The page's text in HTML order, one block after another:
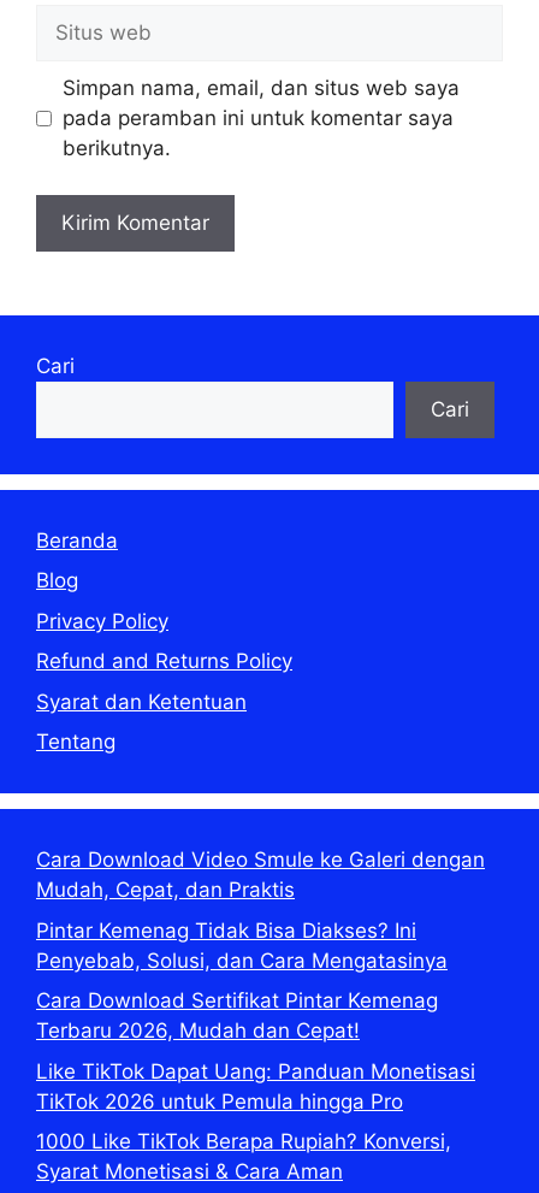
Situs
web
Simpan nama, email, dan situs web saya
pada peramban ini untuk komentar saya
berikutnya.
Cari
Cari
Beranda
Blog
Privacy Policy
Refund and Returns Policy
Syarat dan Ketentuan
Tentang
Cara Download Video Smule ke Galeri dengan
Mudah, Cepat, dan Praktis
Pintar Kemenag Tidak Bisa Diakses? Ini
Penyebab, Solusi, dan Cara Mengatasinya
Cara Download Sertifikat Pintar Kemenag
Terbaru 2026, Mudah dan Cepat!
Like TikTok Dapat Uang: Panduan Monetisasi
TikTok 2026 untuk Pemula hingga Pro
1000 Like TikTok Berapa Rupiah? Konversi,
Syarat Monetisasi & Cara Aman